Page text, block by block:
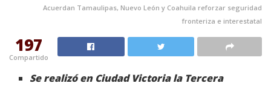
Acuerdan Tamaulipas, Nuevo León y Coahuila reforzar seguridad
fronteriza e interestatal
197
Compartido
Se realizó en Ciudad Victoria la Tercera